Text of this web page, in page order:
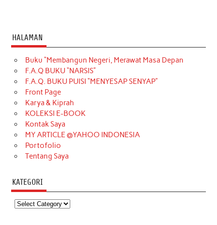
HALAMAN
Buku “Membangun Negeri, Merawat Masa Depan
F.A.Q BUKU “NARSIS”
F.A.Q. BUKU PUISI “MENYESAP SENYAP”
Front Page
Karya & Kiprah
KOLEKSI E-BOOK
Kontak Saya
MY ARTICLE @YAHOO INDONESIA
Portofolio
Tentang Saya
KATEGORI
Kategori